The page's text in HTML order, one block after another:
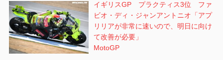
イギリスGP プラクティス3位 ファ
ビオ・ディ・ジャンアントニオ「アプ
リリアが非常に速いので、明日に向け
て改善が必要」
MotoGP